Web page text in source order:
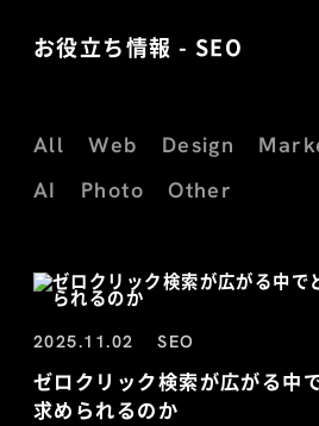
お役立ち情報 - SEO
All Web Design
AI
Photo Other
2025.11.02 SEO
ゼロクリック検索が広がる中
求められるのか